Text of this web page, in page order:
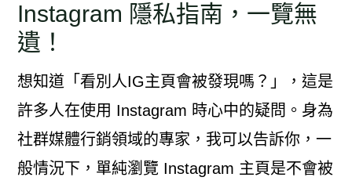
Instagram 隱私指南，一覽無
遺！
想知道「看別人IG主頁會被發現嗎？」，這是
許多人在使用 Instagram 時心中的疑問。身為
社群媒體行銷領域的專家，我可以告訴你，一
般情況下，單純瀏覽 Instagram 主頁是不會被